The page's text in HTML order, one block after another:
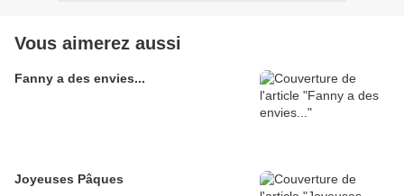
Vous aimerez aussi
Fanny a des envies...
Joyeuses Pâques